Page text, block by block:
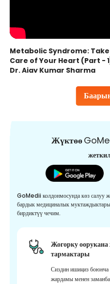
Metabolic Syndrome: Take
Care of Your Heart (Part -
Dr. Ajay Kumar Sharma
Жүктөө
GoMedii колдонмосунда көз салуу
бардык медициналык
бирдиктүү чечим.
Жогорку
тармактары
Сиздин ишиңиз боюнча
жардамы менен